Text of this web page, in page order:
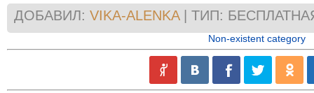
ДОБАВИЛ: VIKA-ALENKA| ТИП:
Non-existent category